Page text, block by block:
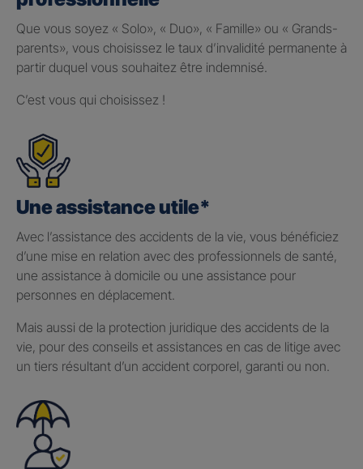
Que vous soyez « Solo», « Duo», « Famille» ou « Grands-
parents», vous choisissez le taux d’invalidité permanente à
partir duquel vous souhaitez être indemnisé.
C’est vous qui choisissez !
Une assistance utile*
Avec l’assistance des accidents de la vie, vous bénéficiez
d’une mise en relation avec des professionnels de santé,
une assistance à domicile ou une assistance pour
personnes en déplacement.
Mais aussi de la protection juridique des accidents de la
vie, pour des conseils et assistances en cas de litige avec
un tiers résultant d’un accident corporel, garanti ou non.